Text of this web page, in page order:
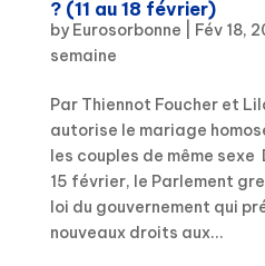
? (11 au 18 février)
by Eurosorbonne Fév 18,
semaine
Par Thiennot Foucher et
autorise le mariage
les couples de même sexe
15 février, le Parlement
loi du gouvernement qui
nouveaux droits aux...